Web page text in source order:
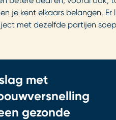
je kent elkaars belangen.
met dezelfde partijen
met
gezonde